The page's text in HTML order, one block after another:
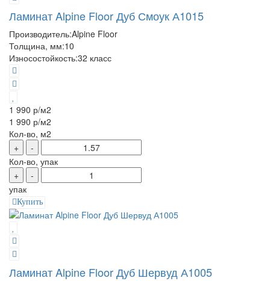
Ламинат Alpine Floor Дуб Смоук А1015
Производитель:Alpine Floor
Толщина, мм:10
Износостойкость:32 класс
1 990 р/м2
1 990 р/м2
Кол-во, м2
+
-
Кол-во, упак
+
-
упак
Купить
Ламинат Alpine Floor Дуб Шервуд А1005